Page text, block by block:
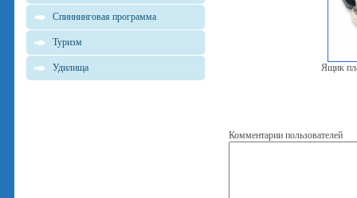
Спиннинговая программа
Туризм
Удилища Ящик
Комментарии пользователей